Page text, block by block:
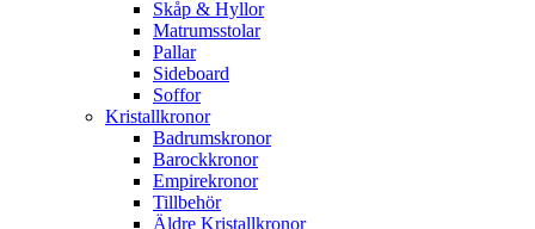
Skåp & Hyllor
Matrumsstolar
Pallar
Sideboard
Soffor
Kristallkronor
Badrumskronor
Barockkronor
Empirekronor
Tillbehör
Äldre Kristallkronor